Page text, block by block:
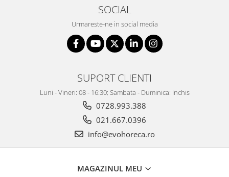
SOCIAL
Urmareste-ne in social media
SUPORT CLIENTI
Luni - Vineri: 08 - 16:30; Sambata - Duminica: Inchis
0728.993.388
021.667.0396
info@evohoreca.ro
MAGAZINUL MEU